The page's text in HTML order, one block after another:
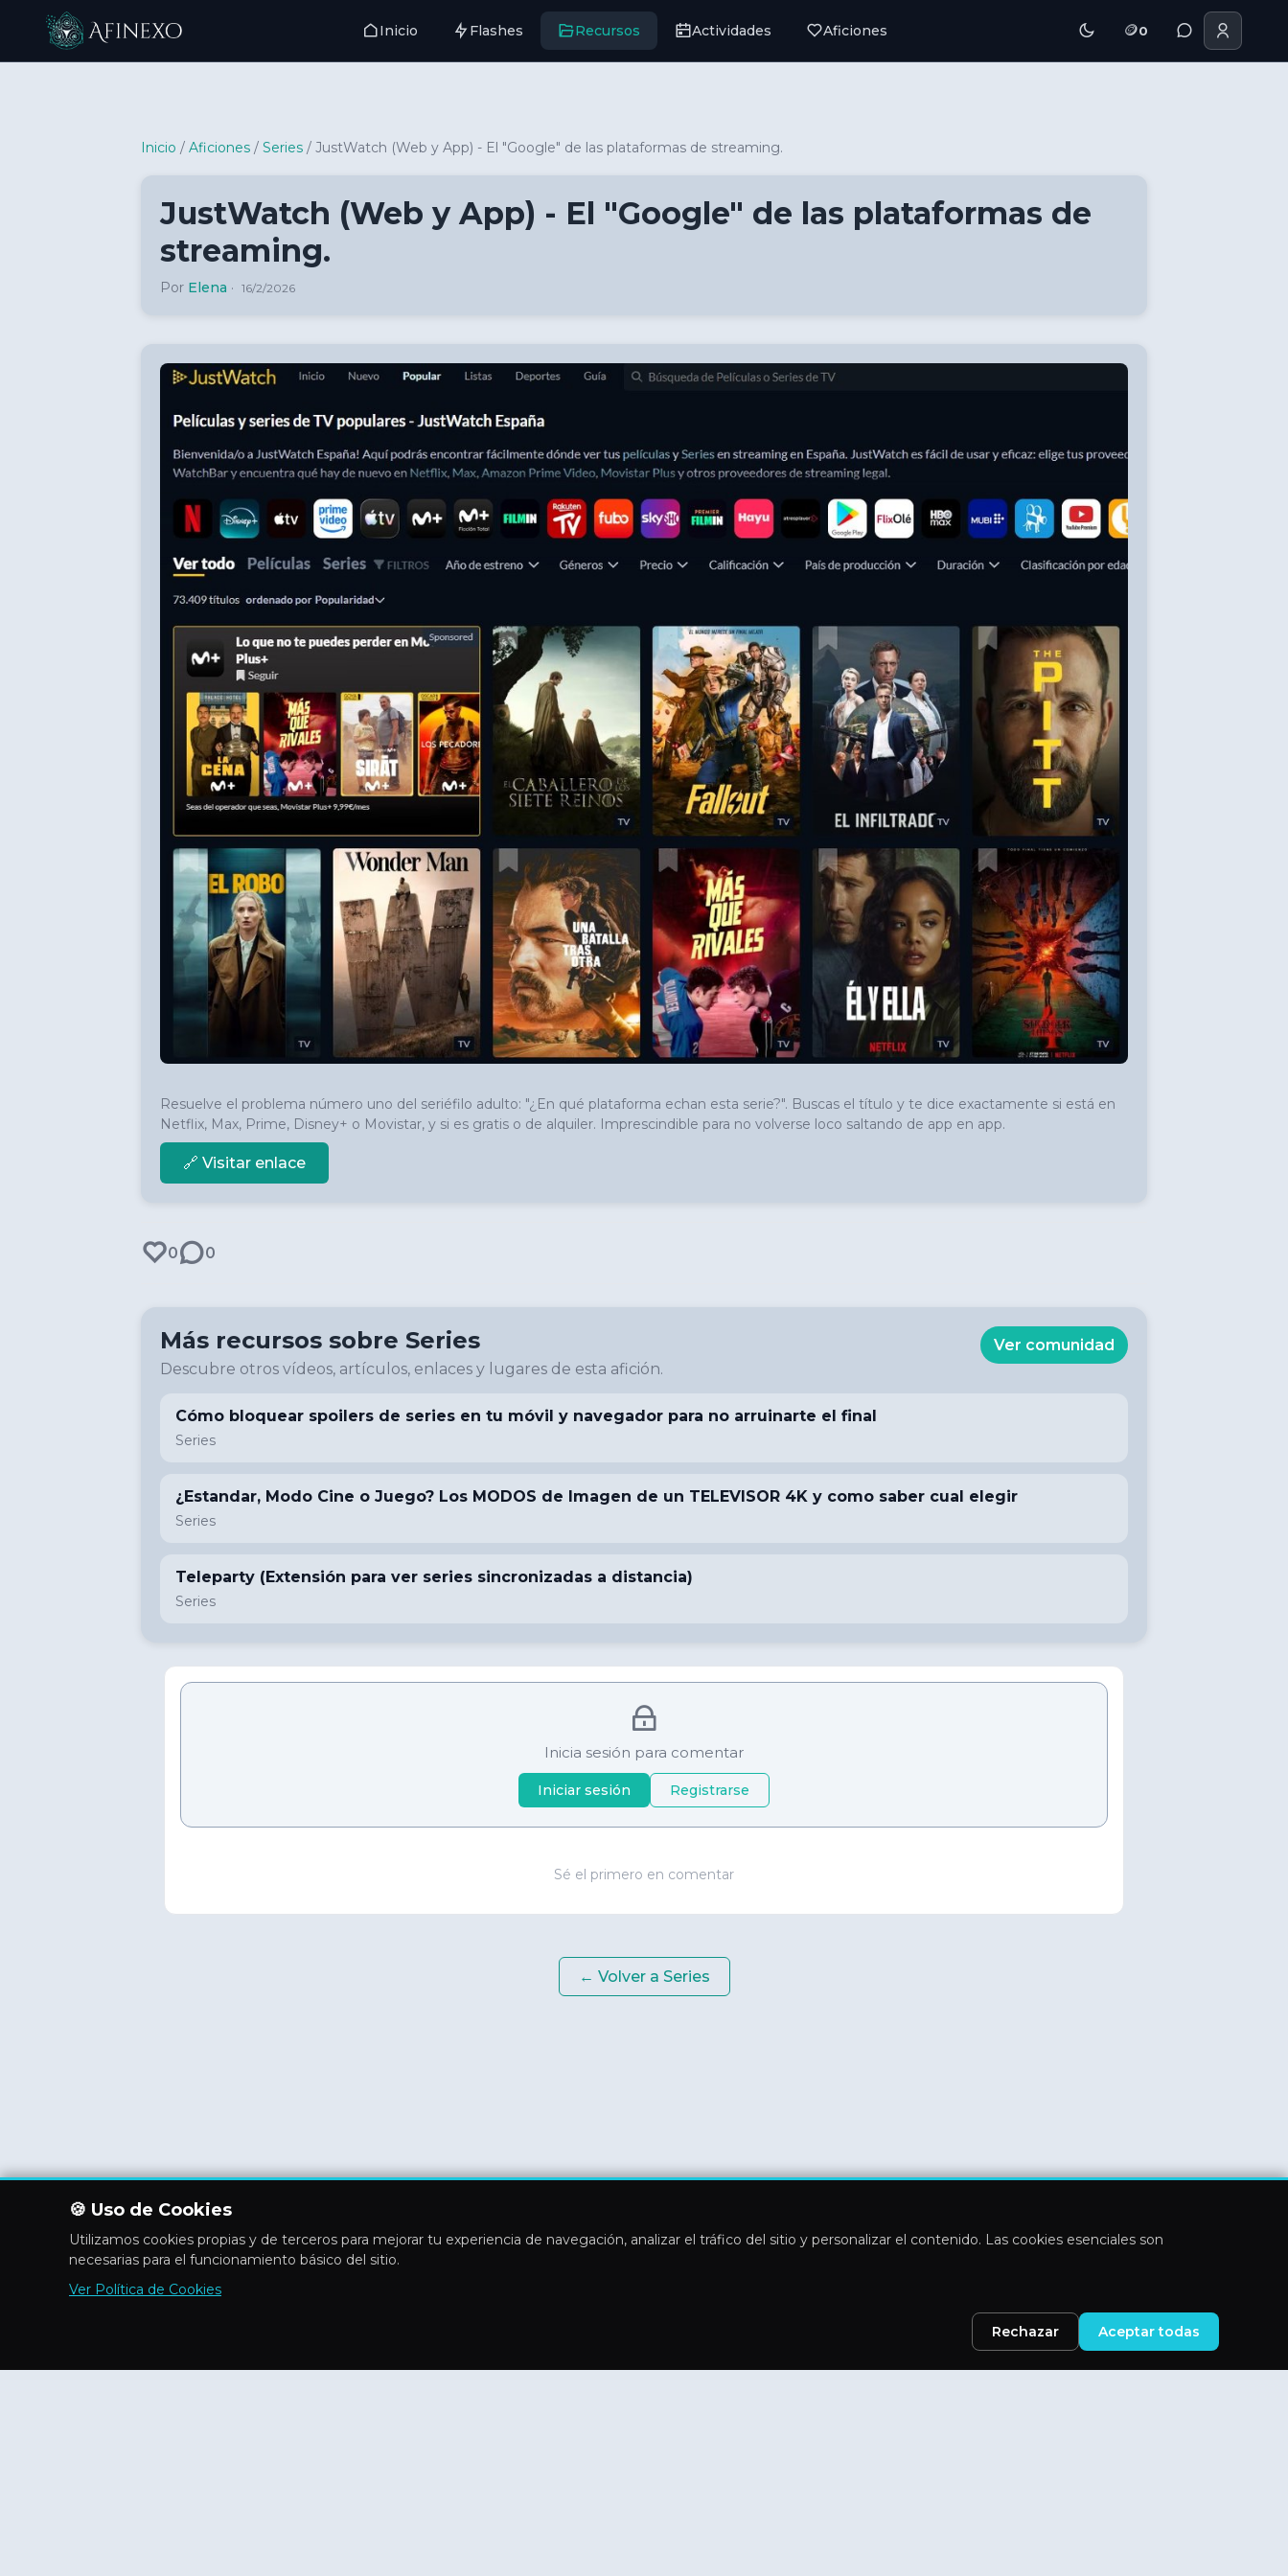
Inicio Afinexo Inicio Flashes Recursos Actividades Aficiones 🪙0
Inicio / Aficiones / Series / JustWatch (Web y App) - El "Google" de las plataformas de streaming.
JustWatch (Web y App) - El "Google" de las plataformas de
streaming.
Por Elena · 16/2/2026
Resuelve el problema número uno del seriéfilo adulto: "¿En qué plataforma echan esta serie?". Buscas el título y te dice exactamente si está en
Netflix, Max, Prime, Disney+ o Movistar, y si es gratis o de alquiler. Imprescindible para no volverse loco saltando de app en app.
🔗 Visitar enlace
0 0
Más recursos sobre Series
Descubre otros vídeos, artículos, enlaces y lugares de esta afición.
Ver comunidad
Cómo bloquear spoilers de series en tu móvil y navegador para no arruinarte el final
Series
¿Estandar, Modo Cine o Juego? Los MODOS de Imagen de un TELEVISOR 4K y como saber cual elegir
Series
Teleparty (Extensión para ver series sincronizadas a distancia)
Series
Inicia sesión para comentar
Iniciar sesión Registrarse
Sé el primero en comentar
← Volver a Series
🍪 Uso de Cookies
Utilizamos cookies propias y de terceros para mejorar tu experiencia de navegación, analizar el tráfico del sitio y personalizar el contenido. Las cookies esenciales son
necesarias para el funcionamiento básico del sitio.
Ver Política de Cookies
Rechazar Aceptar todas